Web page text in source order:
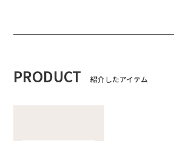
PRODUCT 紹介したアイテム